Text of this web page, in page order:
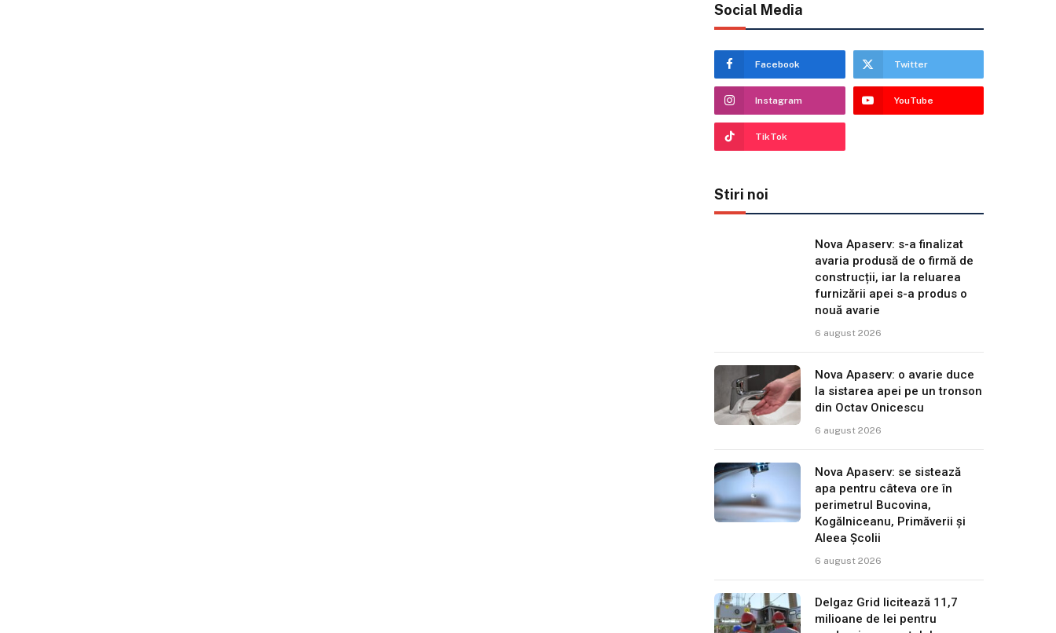
Social Media
Facebook Twitter
Instagram YouTube
TikTok
Stiri noi
Nova Apaserv: s-a finalizat
avaria produsă de o firmă de
construcții, iar la reluarea
furnizării apei s-a produs o
nouă avarie
6 august 2026
Nova Apaserv: o avarie duce
la sistarea apei pe un tronson
din Octav Onicescu
6 august 2026
Nova Apaserv: se sistează
apa pentru câteva ore în
perimetrul Bucovina,
Kogălniceanu, Primăverii și
Aleea Școlii
6 august 2026
Delgaz Grid licitează 11,7
milioane de lei pentru